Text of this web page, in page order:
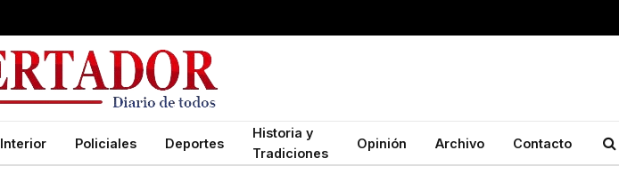
Interior Policiales Deportes
Historia y
Tradiciones
Opinión Archivo Contacto